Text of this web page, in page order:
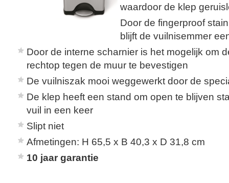
waardoor de klep
Door de fingerproof
blijft de vuilnisemmer
Door de interne scharnier is het mogelijk om
rechtop tegen de muur te bevestigen
De vuilniszak mooi weggewerkt door de
De klep heeft een stand om open te blijven
vuil in een keer
Slipt niet
Afmetingen: H 65,5 x B 40,3 x D 31,8 cm
10 jaar garantie